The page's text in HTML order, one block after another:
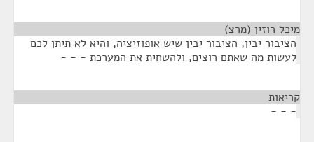
מיכל רוזין (מרצ)
הציבור יבין, הציבור יבין שיש אופוזיציה, והיא לא תיתן לכם
לעשות מה שאתם רוצים, ולהשחית את המערכת - - -
קריאות
- - -